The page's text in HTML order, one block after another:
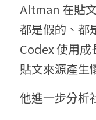
Altman 在貼
都是假的、都
Codex 使用
貼文來源產生
他進一步分析